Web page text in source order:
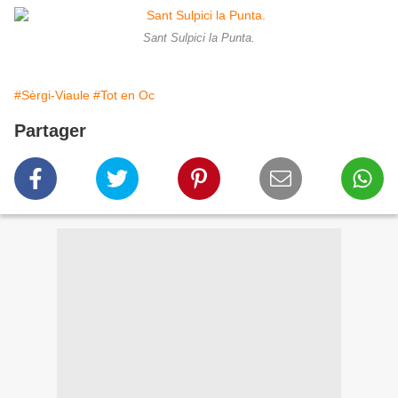
Sant Sulpici la Punta.
#Sèrgi-Viaule #Tot en Oc
Partager